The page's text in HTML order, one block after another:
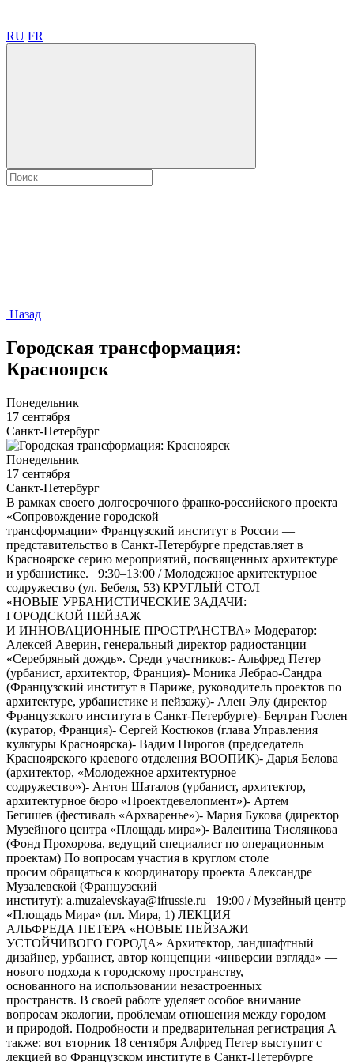
RU FR
Назад
Городская трансформация:
Красноярск
Понедельник
17 сентября
Санкт-Петербург
Понедельник
17 сентября
Санкт-Петербург
В рамках своего долгосрочного франко-российского проекта
«Сопровождение городской
трансформации» Французский институт в России —
представительство в Санкт-Петербурге представляет в
Красноярске серию мероприятий, посвященных архитектуре
и урбанистике. 9:30–13:00 / Молодежное архитектурное
содружество (ул. Бебеля, 53) КРУГЛЫЙ СТОЛ
«НОВЫЕ УРБАНИСТИЧЕСКИЕ ЗАДАЧИ:
ГОРОДСКОЙ ПЕЙЗАЖ
И ИННОВАЦИОННЫЕ ПРОСТРАНСТВА» Модератор:
Алексей Аверин, генеральный директор радиостанции
«Серебряный дождь». Среди участников:- Альфред Петер
(урбанист, архитектор, Франция)- Моника Лебрао-Сандра
(Французский институт в Париже, руководитель проектов по
архитектуре, урбанистике и пейзажу)- Ален Элу (директор
Французского института в Санкт-Петербурге)- Бертран Гослен
(куратор, Франция)- Сергей Костюков (глава Управления
культуры Красноярска)- Вадим Пирогов (председатель
Красноярского краевого отделения ВООПИК)- Дарья Белова
(архитектор, «Молодежное архитектурное
содружество»)- Антон Шаталов (урбанист, архитектор,
архитектурное бюро «Проектдевелопмент»)- Артем
Бегишев (фестиваль «Архваренье»)- Мария Букова (директор
Музейного центра «Площадь мира»)- Валентина Тислянкова
(Фонд Прохорова, ведущий специалист по операционным
проектам) По вопросам участия в круглом столе
просим обращаться к координатору проекта Александре
Музалевской (Французский
институт): a.muzalevskaya@ifrussie.ru 19:00 / Музейный центр
«Площадь Мира» (пл. Мира, 1) ЛЕКЦИЯ
АЛЬФРЕДА ПЕТЕРА «НОВЫЕ ПЕЙЗАЖИ
УСТОЙЧИВОГО ГОРОДА» Архитектор, ландшафтный
дизайнер, урбанист, автор концепции «инверсии взгляда» —
нового подхода к городскому пространству,
основанного на использовании незастроенных
пространств. В своей работе уделяет особое внимание
вопросам экологии, проблемам отношения между городом
и природой. Подробности и предварительная регистрация А
также: вот вторник 18 сентября Алфред Петер выступит с
лекцией во Французском институте в Санкт-Петербурге